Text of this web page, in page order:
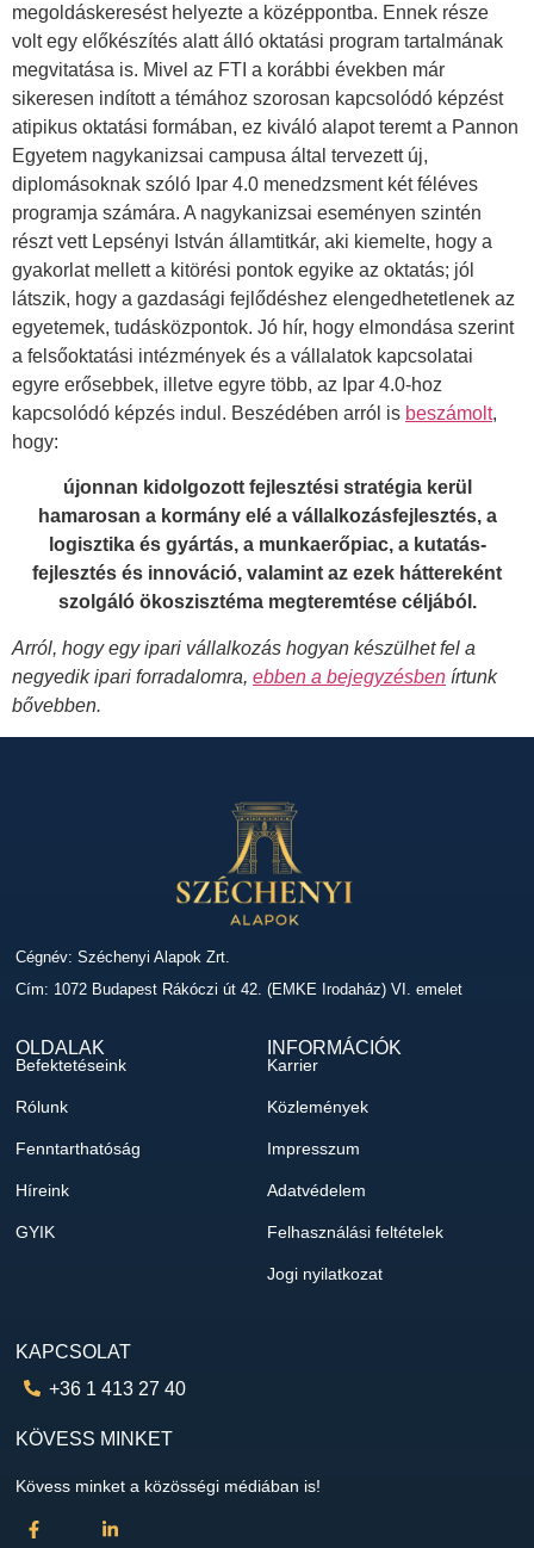
megoldáskeresést helyezte a középpontba. Ennek része
volt egy előkészítés alatt álló oktatási program tartalmának
megvitatása is. Mivel az FTI a korábbi években már
sikeresen indított a témához szorosan kapcsolódó képzést
atipikus oktatási formában, ez kiváló alapot teremt a Pannon
Egyetem nagykanizsai campusa által tervezett új,
diplomásoknak szóló Ipar 4.0 menedzsment két féléves
programja számára. A nagykanizsai eseményen szintén
részt vett Lepsényi István államtitkár, aki kiemelte, hogy a
gyakorlat mellett a kitörési pontok egyike az oktatás; jól
látszik, hogy a gazdasági fejlődéshez elengedhetetlenek az
egyetemek, tudásközpontok. Jó hír, hogy elmondása szerint
a felsőoktatási intézmények és a vállalatok kapcsolatai
egyre erősebbek, illetve egyre több, az Ipar 4.0-hoz
kapcsolódó képzés indul. Beszédében arról is beszámolt,
hogy:
újonnan kidolgozott fejlesztési stratégia kerül
hamarosan a kormány elé a vállalkozásfejlesztés, a
logisztika és gyártás, a ­munkaerőpiac, a kutatás-
fejlesztés és innováció, valamint az ezek háttereként
szolgáló ökoszisztéma megteremtése céljából.
Arról, hogy egy ipari vállalkozás hogyan készülhet fel a
negyedik ipari forradalomra, ebben a bejegyzésben írtunk
bővebben.
Cégnév: Széchenyi Alapok Zrt.
Cím: 1072 Budapest Rákóczi út 42. (EMKE Irodaház) VI. emelet
OLDALAK
Befektetéseink
Rólunk
Fenntarthatóság
Híreink
GYIK
INFORMÁCIÓK
Karrier
Közlemények
Impresszum
Adatvédelem
Felhasználási feltételek
Jogi nyilatkozat
KAPCSOLAT
+36 1 413 27 40
KÖVESS MINKET
Kövess minket a közösségi médiában is!